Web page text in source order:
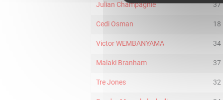
Julian Champagnie 37
Cedi Osman 18
Victor WEMBANYAMA 34
Malaki Branham 37
Tre Jones 32